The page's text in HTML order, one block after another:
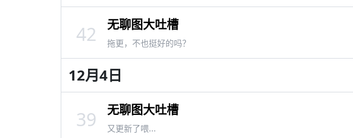
无聊图大吐槽
拖更，不也挺好的吗？
42
12月4日
无聊图大吐槽
又更新了喂...
39